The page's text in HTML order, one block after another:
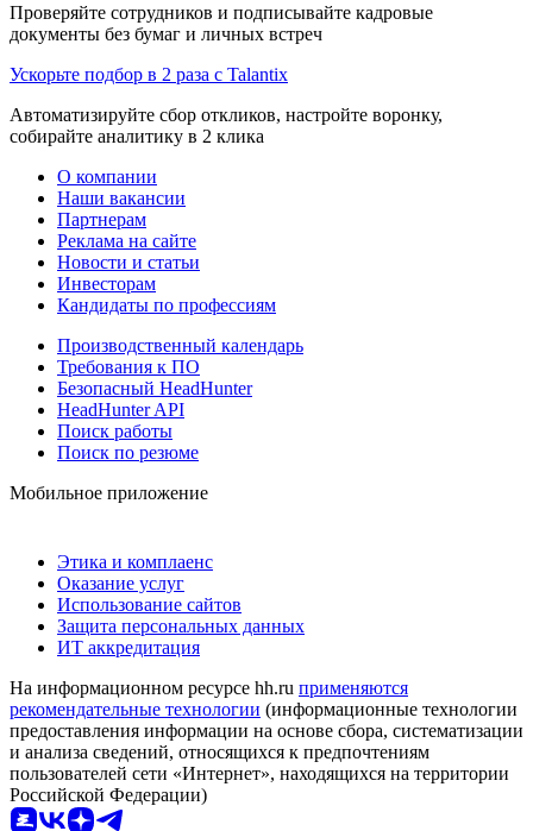
Проверяйте сотрудников и подписывайте кадровые
документы без бумаг и личных встреч
Ускорьте подбор в 2 раза с Talantix
Автоматизируйте сбор откликов, настройте воронку,
собирайте аналитику в 2 клика
О компании
Наши вакансии
Партнерам
Реклама на сайте
Новости и статьи
Инвесторам
Кандидаты по профессиям
Производственный календарь
Требования к ПО
Безопасный HeadHunter
HeadHunter API
Поиск работы
Поиск по резюме
Мобильное приложение
Этика и комплаенс
Оказание услуг
Использование сайтов
Защита персональных данных
ИТ аккредитация
На информационном ресурсе hh.ru применяются
рекомендательные технологии (информационные технологии
предоставления информации на основе сбора, систематизации
и анализа сведений, относящихся к предпочтениям
пользователей сети «Интернет», находящихся на территории
Российской Федерации)